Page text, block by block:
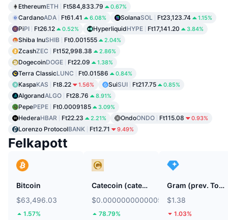
EthereumETH Ft584,833.79 0.67%
CardanoADA Ft61.41 6.08% SolanaSOL Ft23,123.74 1.15%
PiPI Ft26.12 0.52% HyperliquidHYPE Ft17,141.20 3.84%
Shiba InuSHIB Ft0.001555 2.04%
ZcashZEC Ft152,998.38 2.86%
DogecoinDOGE Ft22.09 1.38%
Terra ClassicLUNC Ft0.01586 0.84%
KaspaKAS Ft8.22 1.56% SuiSUI Ft217.75 0.85%
AlgorandALGO Ft28.76 8.91%
PepePEPE Ft0.0009185 3.09%
HederaHBAR Ft22.23 2.21% OndoONDO Ft115.08 0.93%
Lorenzo ProtocolBANK Ft12.71 9.49%
Felkapott
Bitcoin
$63,496.03
1.57%
Catecoin (catecoin.shop)
$0.0000000000005322
78.79%
Gram (prev. Toncoin)
$1.38
1.03%